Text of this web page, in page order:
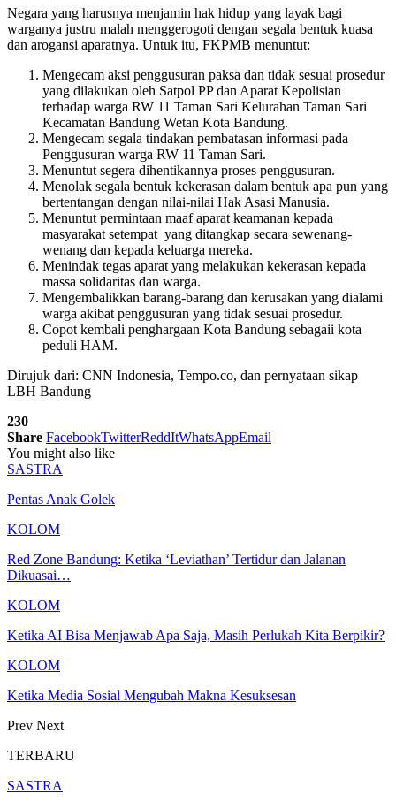
Negara yang harusnya menjamin hak hidup yang layak bagi
warganya justru malah menggerogoti dengan segala bentuk kuasa
dan arogansi aparatnya. Untuk itu, FKPMB menuntut:
Mengecam aksi penggusuran paksa dan tidak sesuai prosedur
yang dilakukan oleh Satpol PP dan Aparat Kepolisian
terhadap warga RW 11 Taman Sari Kelurahan Taman Sari
Kecamatan Bandung Wetan Kota Bandung.
Mengecam segala tindakan pembatasan informasi pada
Penggusuran warga RW 11 Taman Sari.
Menuntut segera dihentikannya proses penggusuran.
Menolak segala bentuk kekerasan dalam bentuk apa pun yang
bertentangan dengan nilai-nilai Hak Asasi Manusia.
Menuntut permintaan maaf aparat keamanan kepada
masyarakat setempat yang ditangkap secara sewenang-
wenang dan kepada keluarga mereka.
Menindak tegas aparat yang melakukan kekerasan kepada
massa solidaritas dan warga.
Mengembalikkan barang-barang dan kerusakan yang dialami
warga akibat penggusuran yang tidak sesuai prosedur.
Copot kembali penghargaan Kota Bandung sebagaii kota
peduli HAM.
Dirujuk dari: CNN Indonesia, Tempo.co, dan pernyataan sikap
LBH Bandung
230
Share FacebookTwitterReddItWhatsAppEmail
You might also like
SASTRA
Pentas Anak Golek
KOLOM
Red Zone Bandung: Ketika ‘Leviathan’ Tertidur dan Jalanan
Dikuasai…
KOLOM
Ketika AI Bisa Menjawab Apa Saja, Masih Perlukah Kita Berpikir?
KOLOM
Ketika Media Sosial Mengubah Makna Kesuksesan
Prev Next
TERBARU
SASTRA